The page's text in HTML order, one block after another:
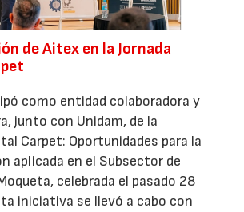
de Aitex en la Jornada
como entidad colaboradora y
junto con Unidam, de la
Carpet: Oportunidades para la
aplicada en el Subsector de
celebrada el pasado 28
iniciativa se llevó a cabo con